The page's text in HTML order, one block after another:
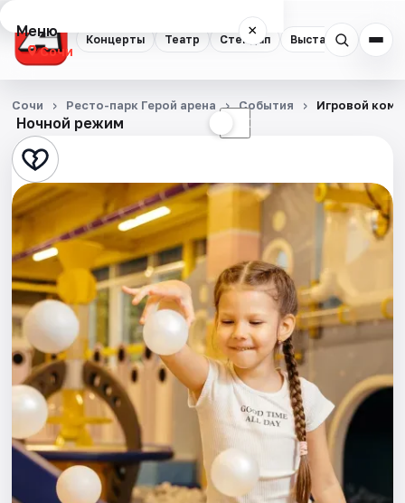
Концерты Театр Стендап Выставки
Меню ×
Сочи
Концерты
Театр
Стендап
Выставки
Квесты
Экскурсии
Спорт
События
Города
Площадки
Ночной режим ☾
Сочи Ресто-парк Герой арена События Игровой